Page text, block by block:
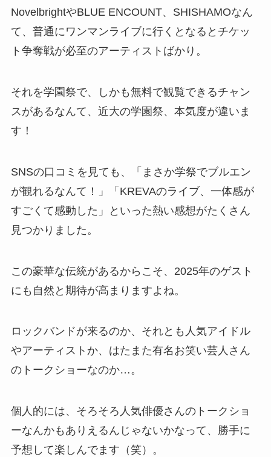
NovelbrightやBLUE ENCOUNT、SHISHAMOなん
て、普通にワンマンライブに行くとなるとチケッ
ト争奪戦が必至のアーティストばかり。
それを学園祭で、しかも無料で観覧できるチャン
スがあるなんて、近大の学園祭、本気度が違いま
す！
SNSの口コミを見ても、「まさか学祭でブルエン
が観れるなんて！」「KREVAのライブ、一体感が
すごくて感動した」といった熱い感想がたくさん
見つかりました。
この豪華な伝統があるからこそ、2025年のゲスト
にも自然と期待が高まりますよね。
ロックバンドが来るのか、それとも人気アイドル
やアーティストか、はたまた有名お笑い芸人さん
のトークショーなのか…。
個人的には、そろそろ人気俳優さんのトークショ
ーなんかもありえるんじゃないかなって、勝手に
予想して楽しんでます（笑）。